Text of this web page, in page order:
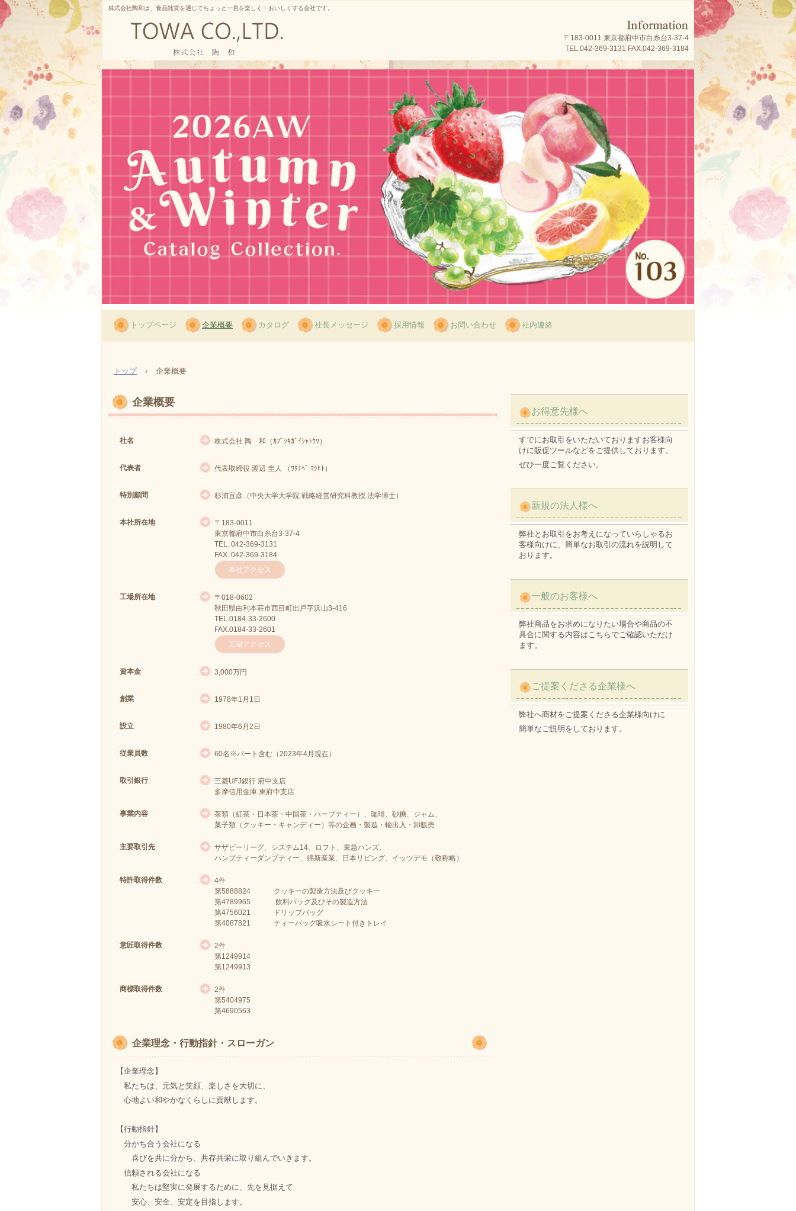
株式会社陶和
株式会社陶和は、食品雑貨を通じてちょっと一息を楽しく・おいしくする会社です。
〒183-0011 東京都府中市白糸台3-37-4
TEL.042-369-3131 FAX.042-369-3184
トップページ 企業概要 カタログ 社長メッセージ 採用情報 お問い合わせ 社内連絡
トップ › 企業概要
企業概要
社名 株式会社 陶 和（ｶﾌﾞｼｷｶﾞｲｼｬﾄｳﾜ）
代表者 代表取締役 渡辺 圭人 （ﾜﾀﾅﾍﾞ ﾖｼﾋﾄ）
特別顧問 杉浦宣彦（中央大学大学院 戦略経営研究科教授 法学博士）
本社所在地
〒183-0011
東京都府中市白糸台3-37-4
TEL. 042-369-3131
FAX. 042-369-3184
本社アクセス
工場所在地
〒018-0602
秋田県由利本荘市西目町出戸字浜山3-416
TEL.0184-33-2600
FAX.0184-33-2601
工場アクセス
資本金 3,000万円
創業 1978年1月1日
設立 1980年6月2日
従業員数 60名※パート含む（2023年4月現在）
取引銀行
三菱UFJ銀行 府中支店
多摩信用金庫 東府中支店
事業内容
茶類（紅茶・日本茶・中国茶・ハーブティー）、珈琲、砂糖、ジャム、
菓子類（クッキー・キャンディー）等の企画・製造・輸出入・卸販売
主要取引先
サザビーリーグ、システム14、ロフト、東急ハンズ、
ハンプティーダンプティー、綿新産業、日本リビング、イッツデモ（敬称略）
特許取得件数
4件
第5888824 クッキーの製造方法及びクッキー
第4789965 飲料バッグ及びその製造方法
第4756021 ドリップバッグ
第4087821 ティーバッグ吸水シート付きトレイ
意匠取得件数
2件
第1249914
第1249913
商標取得件数
2件
第5404975
第4690563
企業理念・行動指針・スローガン
【企業理念】
私たちは、元気と笑顔、楽しさを大切に、
心地よい和やかなくらしに貢献します。
【行動指針】
分かち合う会社になる
喜びを共に分かち、共存共栄に取り組んでいきます。
信頼される会社になる
私たちは堅実に発展するために、先を見据えて
安心、安全、安定を目指します。
お得意先様へ
すでにお取引をいただいておりますお客様向
けに販促ツールなどをご提供しております。
ぜひ一度ご覧ください。
新規の法人様へ
弊社とお取引をお考えになっていらしゃるお
客様向けに、簡単なお取引の流れを説明して
おります。
一般のお客様へ
弊社商品をお求めになりたい場合や商品の不
具合に関する内容はこちらでご確認いただけ
ます。
ご提案くださる企業様へ
弊社へ商材をご提案くださる企業様向けに
簡単なご説明をしております。